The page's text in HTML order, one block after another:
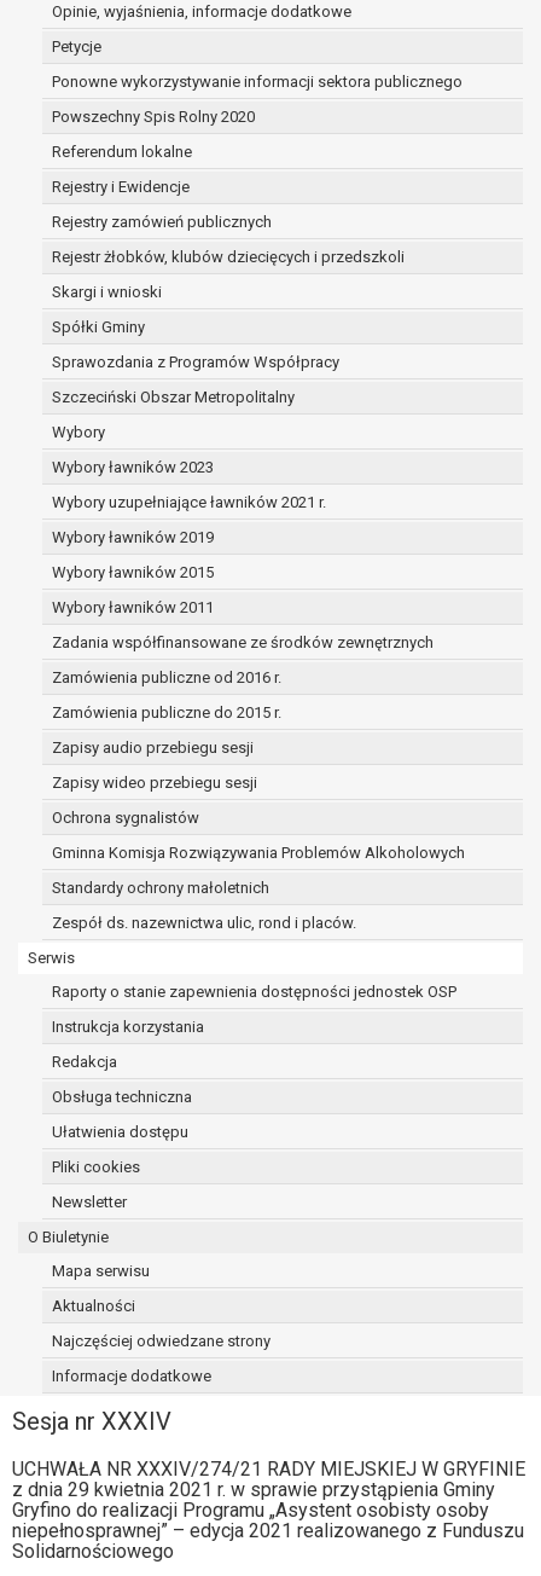
Opinie, wyjaśnienia, informacje dodatkowe
Petycje
Ponowne wykorzystywanie informacji sektora publicznego
Powszechny Spis Rolny 2020
Referendum lokalne
Rejestry i Ewidencje
Rejestry zamówień publicznych
Rejestr żłobków, klubów dziecięcych i przedszkoli
Skargi i wnioski
Spółki Gminy
Sprawozdania z Programów Współpracy
Szczeciński Obszar Metropolitalny
Wybory
Wybory ławników 2023
Wybory uzupełniające ławników 2021 r.
Wybory ławników 2019
Wybory ławników 2015
Wybory ławników 2011
Zadania współfinansowane ze środków zewnętrznych
Zamówienia publiczne od 2016 r.
Zamówienia publiczne do 2015 r.
Zapisy audio przebiegu sesji
Zapisy wideo przebiegu sesji
Ochrona sygnalistów
Gminna Komisja Rozwiązywania Problemów Alkoholowych
Standardy ochrony małoletnich
Zespół ds. nazewnictwa ulic, rond i placów.
Serwis
Raporty o stanie zapewnienia dostępności jednostek OSP
Instrukcja korzystania
Redakcja
Obsługa techniczna
Ułatwienia dostępu
Pliki cookies
Newsletter
O Biuletynie
Mapa serwisu
Aktualności
Najczęściej odwiedzane strony
Informacje dodatkowe
Sesja nr XXXIV
UCHWAŁA NR XXXIV/274/21 RADY MIEJSKIEJ W GRYFINIE
z dnia 29 kwietnia 2021 r. w sprawie przystąpienia Gminy
Gryfino do realizacji Programu „Asystent osobisty osoby
niepełnosprawnej” – edycja 2021 realizowanego z Funduszu
Solidarnościowego
dane są nieprawidłowe lub
prawo do żądania usunięcia danych
osobowych (tzw. prawo do bycia
zapomnianym) na podstawie art. 17 RODO,
w przypadku gdy:
dane nie są już niezbędne do celów,
dla których były zebrane lub w inny
sposób przetwarzane,
osoba, której dane dotyczą, wniosła
sprzeciw wobec przetwarzania
danych osobowych,
zgodę na przetwarzanie danych
osobowych, która jest podstawą
przetwarzania danych i nie ma innej
danych,
dane osobowe przetwarzane są
niezgodnie z prawem,
dane osobowe muszą być usunięte w
celu wywiązania się z obowiązku
prawo do żądania ograniczenia
przetwarzania danych osobowych na
podstawie art. 18 RODO, w przypadku gdy:
osoba, której dane dotyczą
kwestionuje prawidłowość danych
osobowych – na okres pozwalający
administratorowi sprawdzić
przetwarzanie danych jest niezgodne
z prawem, a osoba, której dane
dotyczą, sprzeciwia się usunięciu
danych, żądając w zamian ich
ograniczenia,
danych dla swoich celów, ale osoba,
której dane dotyczą, potrzebuje ich do
ustalenia, obrony lub dochodzenia
roszczeń,
osoba, której dane dotyczą, wniosła
sprzeciw wobec przetwarzania
danych - do czasu ustalenia czy
prawnie uzasadnione podstawy po
podstawie art. 20 RODO, w przypadku gdy
przetwarzanie danych odbywa się na
której dane dotyczą lub na podstawie
zautomatyzowany;
prawo sprzeciwu wobec przetwarzania
danych na podstawie art. 21 RODO, wobec
przetwarzania danych osobowych, którego